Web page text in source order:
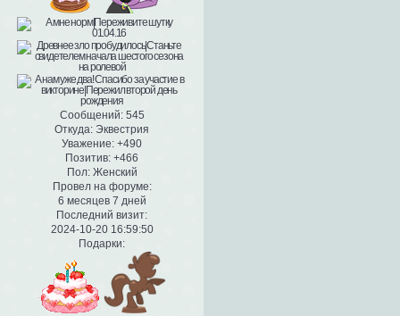
Сообщений:545
Откуда: Эквестрия
Уважение: +490
Позитив: +466
Пол:Женский
Провел на форуме:
6 месяцев 7 дней
Последний визит:
2024-10-20 16:59:50
Подарки: